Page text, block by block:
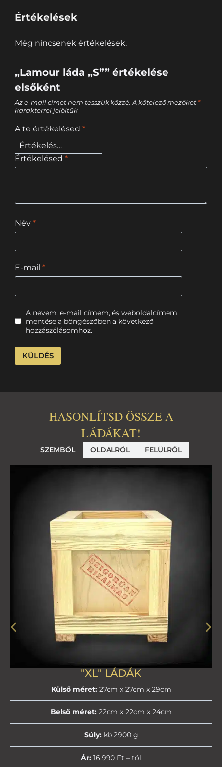
Értékelések
Még nincsenek értékelések.
„Lamour láda „S”” értékelése
elsőként
Az e-mail címet nem tesszük közzé. A kötelező mezőket *
karakterrel jelöltük
A te értékelésed *
Értékelésed *
Név *
E-mail *
A nevem, e-mail címem, és weboldalcímem
mentése a böngészőben a következő
hozzászólásomhoz.
HASONLÍTSD ÖSSZE A
LÁDÁKAT!
SZEMBŐL OLDALRÓL FELÜLRŐL
"XL" LÁDÁK
Külső méret:27cm x 27cm x 29cm
Belső méret:22cm x 22cm x 24cm
Súly:kb 2900 g
Ár: 16.990 Ft – tól